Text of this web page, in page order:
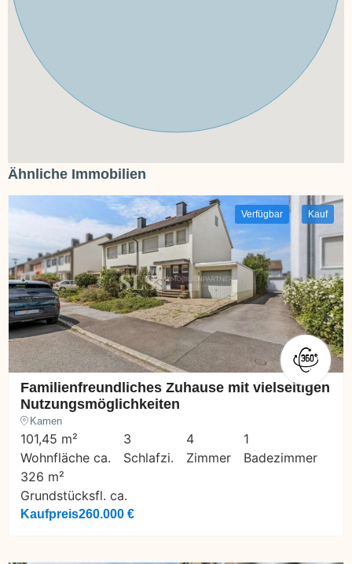
Ähnliche Immobilien
Verfügbar Kauf
Familienfreundliches Zuhause mit vielseitigen
Nutzungsmöglichkeiten
Kamen
101,45 m²
Wohnfläche ca.
3
Schlafzi.
4
Zimmer
1
Badezimmer
326 m²
Grundstücksfl. ca.
Kaufpreis260.000 €